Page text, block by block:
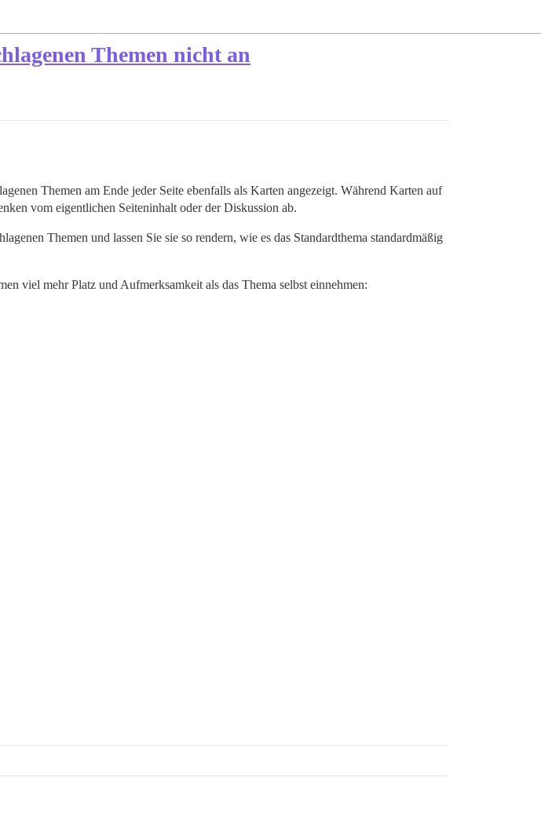
Themen nicht an
Themen am Ende jeder Seite ebenfalls als Karten angezeigt. Während Karten auf
vom eigentlichen Seiteninhalt oder der Diskussion ab.
Themen und lassen Sie sie so rendern, wie es das Standardthema standardmäßig
viel mehr Platz und Aufmerksamkeit als das Thema selbst einnehmen: